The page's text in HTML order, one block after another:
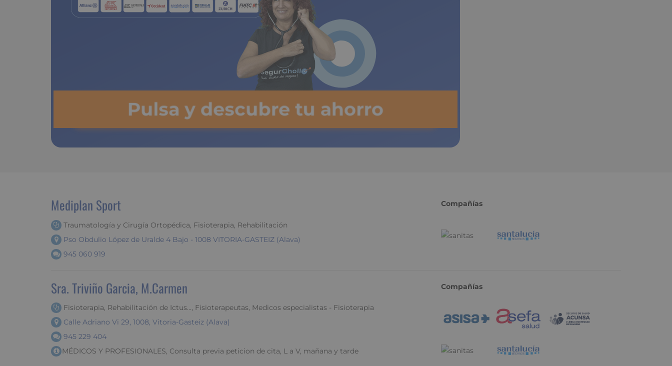
Pulsa y descubre tu ahorro
Mediplan Sport
Traumatología y Cirugía Ortopédica, Fisioterapia, Rehabilitación
Pso Obdulio López de Uralde 4 Bajo - 1008 VITORIA-GASTEIZ (Alava)
945 060 919
Compañías
Sra. Triviño Garcia, M.Carmen
Fisioterapia, Rehabilitación de Ictus..., Fisioterapeutas, Medicos especialistas - Fisioterapia
Calle Adriano Vi 29, 1008, Vitoria-Gasteiz (Alava)
945 229 404
MÉDICOS Y PROFESIONALES, Consulta previa peticion de cita, L a V, mañana y tarde
Compañías